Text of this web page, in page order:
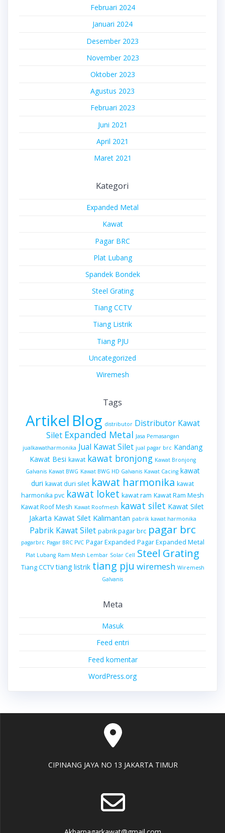
Februari 2024
Januari 2024
Desember 2023
November 2023
Oktober 2023
Agustus 2023
Februari 2023
Juni 2021
April 2021
Maret 2021
Kategori
Expanded Metal
Kawat
Pagar BRC
Plat Lubang
Spandek Bondek
Steel Grating
Tiang CCTV
Tiang Listrik
Tiang PJU
Uncategorized
Wiremesh
Tags
Artikel Blog distributor Distributor Kawat
Silet Expanded Metal Jasa Pemasangan
jualkawatharmonika Jual Kawat Silet jual pagar brc Kandang
Kawat Besi kawat kawat bronjong Kawat Bronjong
Galvanis Kawat BWG Kawat BWG HD Galvanis Kawat Cacing kawat
duri kawat duri silet kawat harmonika kawat
harmonika pvc kawat loket kawat ram Kawat Ram Mesh
Kawat Roof Mesh Kawat Roofmesh kawat silet Kawat Silet
Jakarta Kawat Silet Kalimantan pabrik kawat harmonika
Pabrik Kawat Silet pabrik pagar brc pagar brc
pagarbrc Pagar BRC PVC Pagar Expanded Pagar Expanded Metal
Plat Lubang Ram Mesh Lembar Solar Cell Steel Grating
Tiang CCTV tiang listrik tiang pju wiremesh Wiremesh
Galvanis
Meta
Masuk
Feed entri
Feed komentar
WordPress.org
CIPINANG JAYA NO 13 JAKARTA TIMUR